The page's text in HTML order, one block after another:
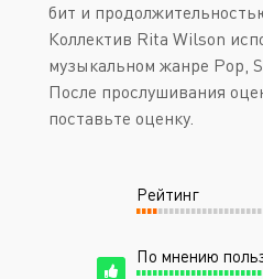
бит и
Коллектив Rita Wilson
музыкальном жанре Pop,
После прослушивания
поставьте оценку.
Рейтинг
По мнению